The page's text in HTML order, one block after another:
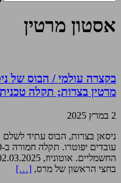
אסטון מרטין
בקצרה עולמי / הבוס של
מרטין בצרות; תקלה טכנית
2 במרץ 2025
ניסאן בצרות, הבוס עתיד לשלם
בחצי הראשון של מרס, […]